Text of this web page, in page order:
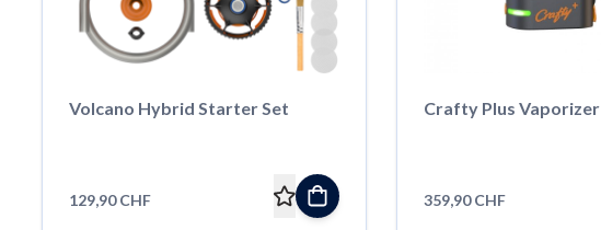
Volcano Hybrid Starter Set
129,90 CHF
Crafty Plus Vaporizer
359,90 CHF